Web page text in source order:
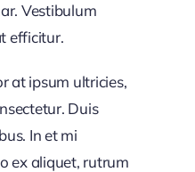
Vestibulum
efficitur.
at ipsum ultricies,
Duis
In et mi
ex aliquet, rutrum